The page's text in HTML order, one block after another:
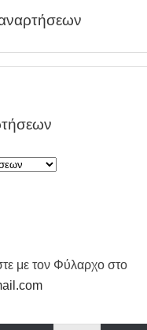
με τον Φύλαρχο στο